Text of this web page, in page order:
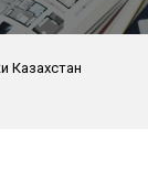
Казахстан